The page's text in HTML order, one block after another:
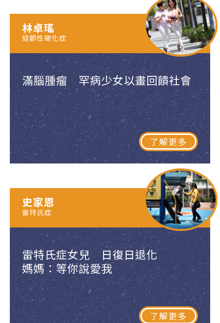
滿腦腫瘤 罕病少女以畫回饋社會
了解更多
林卓瑤
結節性硬化症
雷特氏症女兒 日復日退化
媽媽：等你說愛我
了解更多
史家恩
雷特氏症